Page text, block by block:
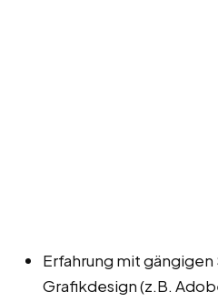
Erfahrung mit
Grafikdesign (z.B.